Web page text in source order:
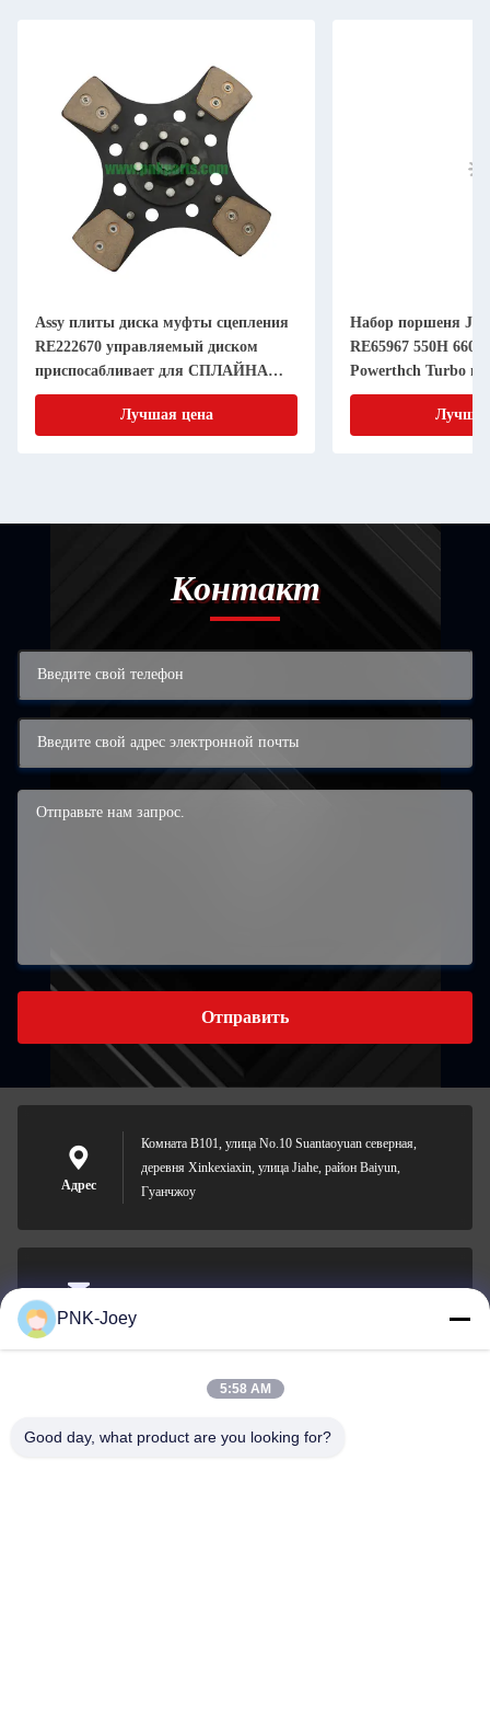
Assy плиты диска муфты сцепления
RE222670 управляемый диском
приспосабливает для СПЛАЙНА
дюйма 20 частей машинного
оборудования 11 земледелия
Лучшая цена
Набор поршеня JD
RE65967 550H 6603
Powerthch Turbo
втулки цилиндра
Контакт
Отправить
Адрес
Комната B101, улица No.10 Suantaoyuan северная,
деревня Xinkexiaxin, улица Jiahe, район Baiyun,
Гуанчжоу
Электронная
008613580404923
PNK-Joey
5:58 AM
Good day, what product are you looking for?